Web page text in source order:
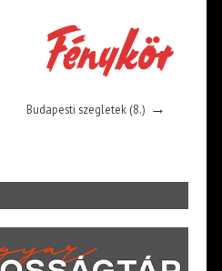
Budapesti szegletek (8.) →